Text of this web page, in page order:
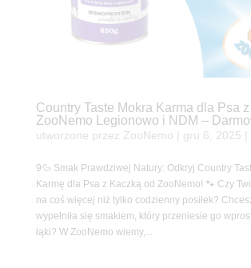
Country Taste Mokra Karma dla Psa z
ZooNemo Legionowo i NDM –
utworzone przez ZooNemo gru 6, 2025
9🦆 Smak Prawdziwej Natury: Odkryj Country
Karmę dla Psa z Kaczką od ZooNemo! 🐾 Czy
na coś więcej niż tylko codzienny posiłek?
wypełniła się smakiem, który przeniesie go
łąki? W ZooNemo wiemy,...